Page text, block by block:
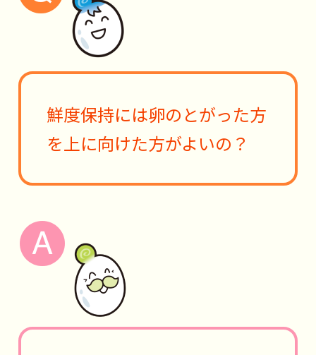
鮮度保持には卵のとがった方
を上に向けた方がよいの？